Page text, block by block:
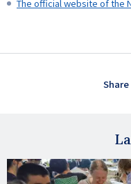
The official website of the
Share